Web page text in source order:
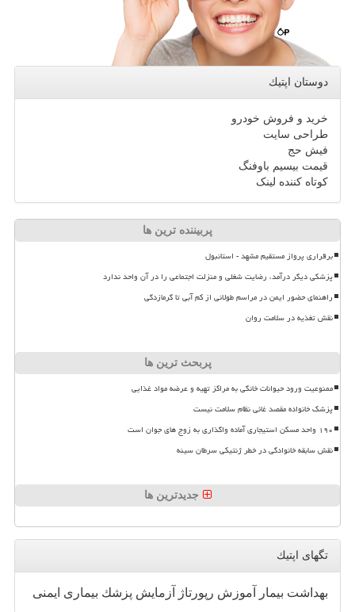
دوستان اپتیك
خرید و فروش خودرو
طراحی سایت
فیش حج
قیمت بیسیم باوفنگ
کوتاه کننده لینک
پربیننده ترین ها
برقراری پرواز مستقیم مشهد - استانبول
پزشکی دیگر درآمد، رضایت شغلی و منزلت اجتماعی را در آن واحد ندارد
راهنمای حضور ایمن در مراسم طولانی از کم آبی تا گرمازدگی
نقش تغذیه در سلامت روان
پربحث ترین ها
ممنوعیت ورود حیوانات خانگی به مراکز تهیه و عرضه مواد غذایی
پزشک خانواده مقصد غائی نظام سلامت نیست
۱۹۰ واحد مسکن استیجاری آماده واگذاری به زوج های جوان است
نقش سابقه خانوادگی در خطر ژنتیکی سرطان سینه
جدیدترین ها
تگهای اپتیك
بهداشت بیمار آموزش رپورتاژ آزمایش پزشك بیماری ایمنی